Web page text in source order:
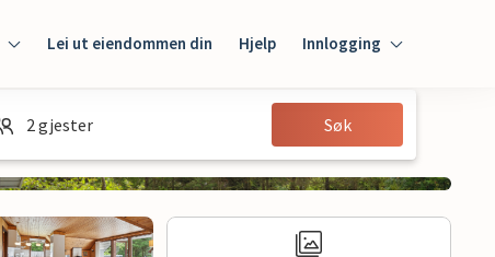
Lei ut eiendommen din Hjelp Innlogging
Innlogging
Gjest
2 gjester Søk